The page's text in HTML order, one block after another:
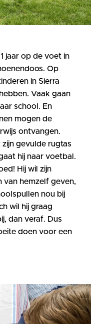
jaar op de voet in
Op
in Sierra
Vaak gaan
school. En
mogen de
ontvangen.
gevulde rugtas
hij naar voetbal.
Hij wil zijn
van hemzelf geven,
nou bij
wil hij graag
dan veraf. Dus
doen voor een